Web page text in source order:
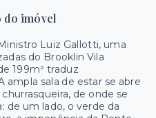
do imóvel
Luiz Gallotti, uma
do Brooklin Vila
199m² traduz
ampla sala de estar se abre
de onde se
de um lado, o verde da